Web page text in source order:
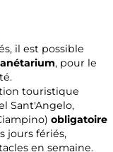
il est possible
, pour le
touristique
Sant'Angelo,
obligatoire
jours fériés,
en semaine.